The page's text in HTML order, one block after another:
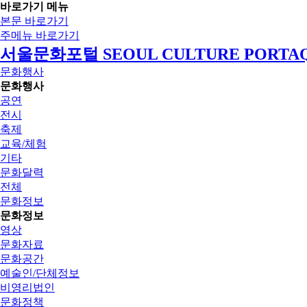
바로가기 메뉴
본문 바로가기
주메뉴 바로가기
서울문화포털 SEOUL CULTURE
문화행사
문화행사
공연
전시
축제
교육/체험
기타
문화달력
전체
문화정보
문화정보
영상
문화자료
문화공간
예술인/단체정보
비영리법인
문화정책